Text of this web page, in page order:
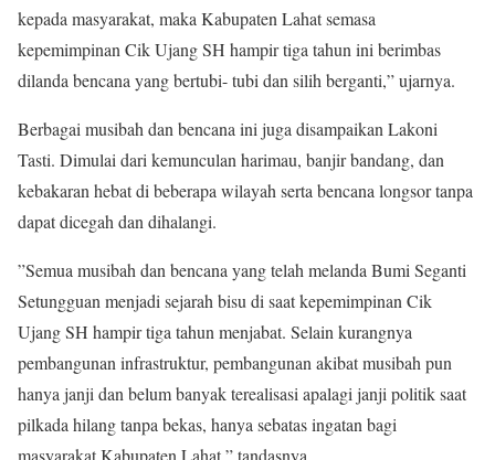
kepada masyarakat, maka Kabupaten Lahat semasa
kepemimpinan Cik Ujang SH hampir tiga tahun ini berimbas
dilanda bencana yang bertubi- tubi dan silih berganti,” ujarnya.
Berbagai musibah dan bencana ini juga disampaikan Lakoni
Tasti. Dimulai dari kemunculan harimau, banjir bandang, dan
kebakaran hebat di beberapa wilayah serta bencana longsor tanpa
dapat dicegah dan dihalangi.
”Semua musibah dan bencana yang telah melanda Bumi Seganti
Setungguan menjadi sejarah bisu di saat kepemimpinan Cik
Ujang SH hampir tiga tahun menjabat. Selain kurangnya
pembangunan infrastruktur, pembangunan akibat musibah pun
hanya janji dan belum banyak terealisasi apalagi janji politik saat
pilkada hilang tanpa bekas, hanya sebatas ingatan bagi
masyarakat Kabupaten Lahat,” tandasnya.